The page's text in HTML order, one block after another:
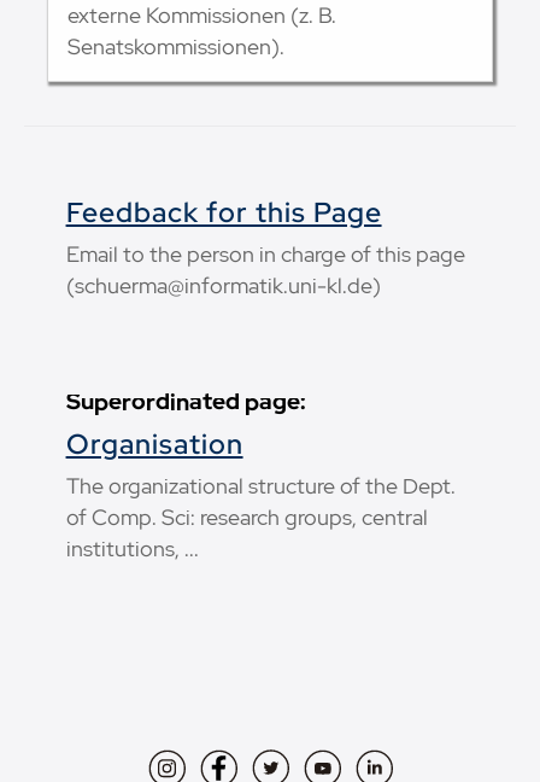
externe Kommissionen (z. B.
Senatskommissionen).
Superordinated page:
Organisation
The organizational structure of the Dept.
of Comp. Sci: research groups, central
institutions, ...
Feedback for this Page
Email to the person in charge of this page
(schuerma@informatik.uni-kl.de)
InstagramFacebookTwitterYouTubeLinkedIn